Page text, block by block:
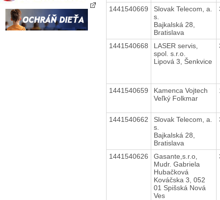
1441540669
Slovak Telecom, a.
s.
Bajkalská 28,
Bratislava
1441540668
LASER servis,
spol. s.r.o.
Lipová 3, Šenkvice
1441540659
Kamenca Vojtech
Veľký Folkmar
1441540662
Slovak Telecom, a.
s.
Bajkalská 28,
Bratislava
1441540626
Gasante,s.r.o,
Mudr. Gabriela
Hubačková
Kováčska 3, 052
01 Spišská Nová
Ves